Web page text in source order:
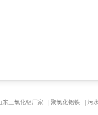
东三氯化铝厂家 聚氯化铝铁 污